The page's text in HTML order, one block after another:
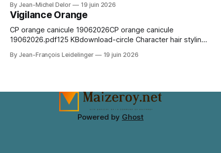
création. Venez nombreux !
By Jean-Michel Delor 19 juin 2026
Vigilance Orange
CP orange canicule 19062026CP orange canicule
19062026.pdf125 KBdownload-circle Character hair styling
A wig cap can improve stability and keep natural hair
By Jean-François Leidelinger 19 juin 2026
Powered by Ghost